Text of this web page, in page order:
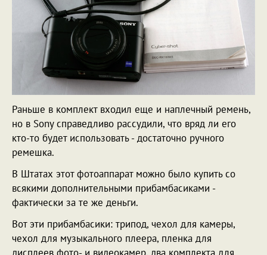
Раньше в комплект входил еще и наплечный ремень,
но в Sony справедливо рассудили, что вряд ли его
кто-то будет использовать - достаточно ручного
ремешка.
В Штатах этот фотоаппарат можно было купить со
всякими дополнительными прибамбасиками -
фактически за те же деньги.
Вот эти прибамбасики: трипод, чехол для камеры,
чехол для музыкального плеера, пленка для